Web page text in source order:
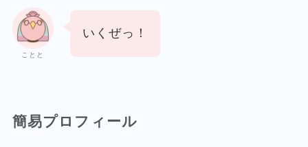
ことと
いくぜっ！
簡易プロフィール